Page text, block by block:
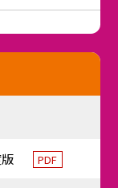
版 PDF